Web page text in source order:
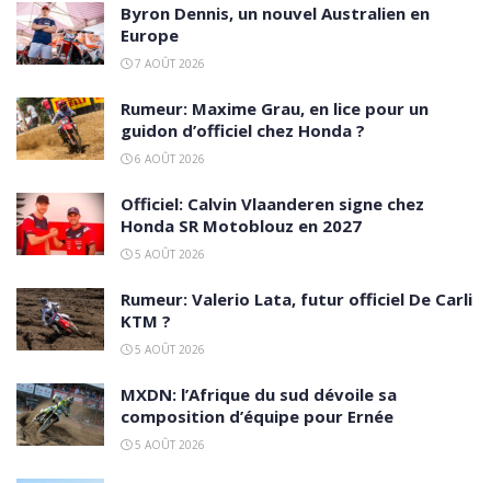
Byron Dennis, un nouvel Australien en
Europe
7 AOÛT 2026
Rumeur: Maxime Grau, en lice pour un
guidon d’officiel chez Honda ?
6 AOÛT 2026
Officiel: Calvin Vlaanderen signe chez
Honda SR Motoblouz en 2027
5 AOÛT 2026
Rumeur: Valerio Lata, futur officiel De Carli
KTM ?
5 AOÛT 2026
MXDN: l’Afrique du sud dévoile sa
composition d’équipe pour Ernée
5 AOÛT 2026